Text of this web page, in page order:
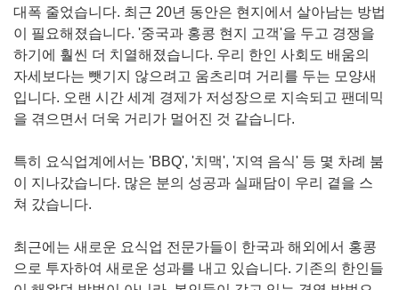
대폭 줄었습니다. 최근 20년 동안은 현지에서 살아남는 방법
이 필요해졌습니다. '중국과 홍콩 현지 고객'을 두고 경쟁을
하기에 훨씬 더 치열해졌습니다. 우리 한인 사회도 배움의
자세보다는 뺏기지 않으려고 움츠리며 거리를 두는 모양새
입니다. 오랜 시간 세계 경제가 저성장으로 지속되고 팬데믹
을 겪으면서 더욱 거리가 멀어진 것 같습니다.
특히 요식업계에서는 'BBQ', '치맥', '지역 음식' 등 몇 차례 붐
이 지나갔습니다. 많은 분의 성공과 실패담이 우리 곁을 스
쳐 갔습니다.
최근에는 새로운 요식업 전문가들이 한국과 해외에서 홍콩
으로 투자하여 새로운 성과를 내고 있습니다. 기존의 한인들